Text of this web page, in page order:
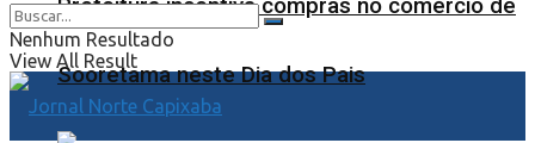
Prefeitura incentiva compras no comércio de
Sooretama neste Dia dos Pais
Nenhum Resultado
View All Result